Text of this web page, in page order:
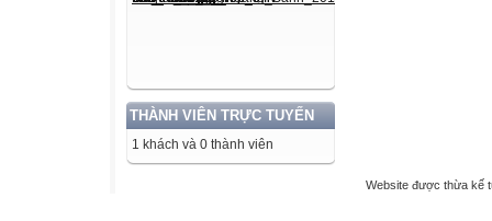
THÀNH VIÊN TRỰC TUYẾN
1 khách và 0 thành viên
Website được thừa kế